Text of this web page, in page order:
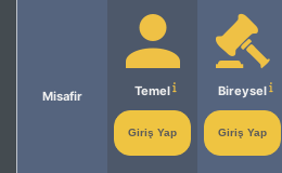
Misafir Temel
Giriş Yap
Bireysel
Giriş Yap